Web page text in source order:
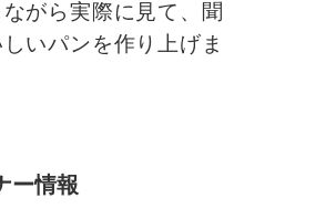
がら実際に見て、聞
いパンを作り上げま
ー情報